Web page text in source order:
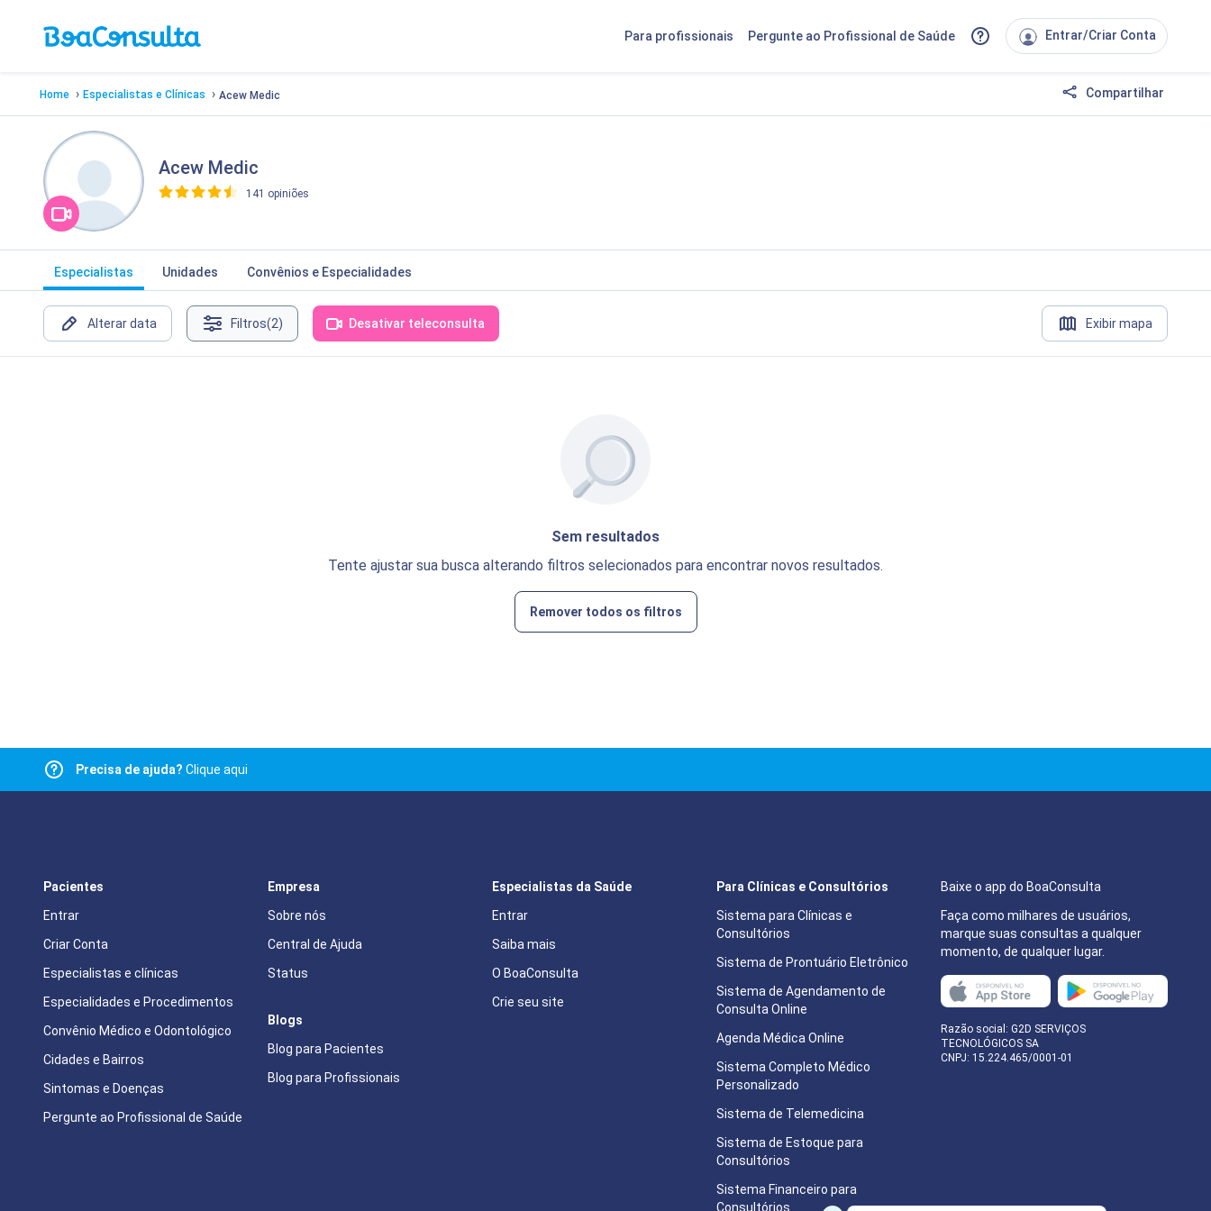
Para profissionais Pergunte ao Profissional de Saúde Entrar/Criar Conta
Home › Especialistas e Clínicas › Acew Medic Compartilhar
Acew Medic
141 opiniões
Especialistas Unidades Convênios e Especialidades
Alterar data Filtros(2) Desativar teleconsulta Exibir mapa
Sem resultados
Tente ajustar sua busca alterando filtros selecionados para encontrar novos resultados.
Remover todos os filtros
Precisa de ajuda? Clique aqui
Baixe o app do BoaConsulta
Faça como milhares de usuários,
marque suas consultas a qualquer
momento, de qualquer lugar.
Razão social: G2D SERVIÇOS
TECNOLÓGICOS SA
CNPJ: 15.224.465/0001-01
Pacientes
Entrar
Criar Conta
Especialistas e clínicas
Especialidades e Procedimentos
Convênio Médico e Odontológico
Cidades e Bairros
Sintomas e Doenças
Pergunte ao Profissional de Saúde
Empresa
Sobre nós
Central de Ajuda
Status
Blogs
Blog para Pacientes
Blog para Profissionais
Especialistas da Saúde
Entrar
Saiba mais
O BoaConsulta
Crie seu site
Para Clínicas e Consultórios
Sistema para Clínicas e
Consultórios
Sistema de Prontuário Eletrônico
Sistema de Agendamento de
Consulta Online
Agenda Médica Online
Sistema Completo Médico
Personalizado
Sistema de Telemedicina
Sistema de Estoque para
Consultórios
Sistema Financeiro para
Consultórios